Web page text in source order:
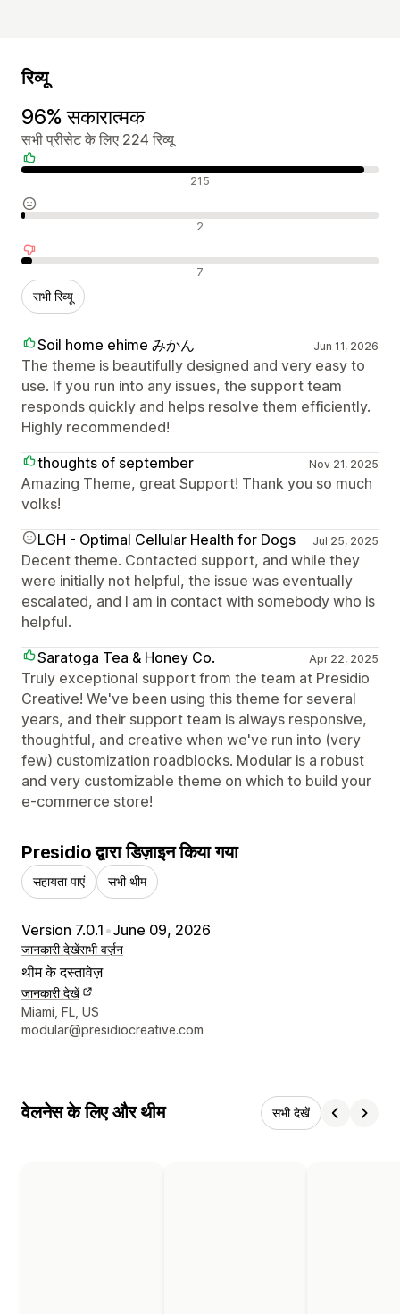
रिव्यू
96% सकारात्मक
सभी प्रीसेट के लिए 224 रिव्यू
सकारात्मक रिव्यू 215
न्यूट्रल रिव्यू 2
नकारात्मक रिव्यू 7
सभी रिव्यू
Soil home ehime みかん Jun 11, 2026
The theme is beautifully designed and very easy to
use. If you run into any issues, the support team
responds quickly and helps resolve them efficiently.
Highly recommended!
thoughts of september
Nov 21, 2025
Amazing Theme, great Support! Thank you so much
volks!
LGH - Optimal Cellular Health for Dogs
Jul 25, 2025
Decent theme. Contacted support, and while they
were initially not helpful, the issue was eventually
escalated, and I am in contact with somebody who is
helpful.
Saratoga Tea & Honey Co.
Apr 22, 2025
Truly exceptional support from the team at Presidio
Creative! We've been using this theme for several
years, and their support team is always responsive,
thoughtful, and creative when we've run into (very
few) customization roadblocks. Modular is a robust
and very customizable theme on which to build your
e-commerce store!
Presidio द्वारा डिज़ाइन किया गया
सहायता पाएं सभी थीम
Version 7.0.1 •June 09, 2026
जानकारी देखेंसभी वर्ज़न
थीम के दस्तावेज़
जानकारी देखें
डिज़ाइनर के संपर्क की जानकारी
Miami, FL, US
modular@presidiocreative.com
वेलनेस के लिए और थीम सभी देखें